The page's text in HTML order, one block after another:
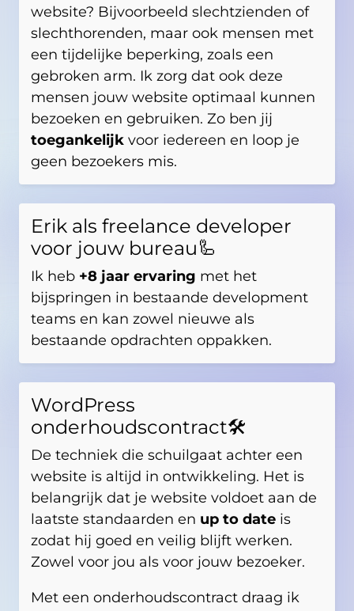
website? Bijvoorbeeld slechtzienden of
slechthorenden, maar ook mensen met
een tijdelijke beperking, zoals een
gebroken arm. Ik zorg dat ook deze
mensen jouw website optimaal kunnen
bezoeken en gebruiken. Zo ben jij
toegankelijk voor iedereen en loop je
geen bezoekers mis.
Erik als freelance developer
voor jouw bureau🦾
Ik heb +8 jaar ervaring met het
bijspringen in bestaande development
teams en kan zowel nieuwe als
bestaande opdrachten oppakken.
WordPress
onderhoudscontract🛠️
De techniek die schuilgaat achter een
website is altijd in ontwikkeling. Het is
belangrijk dat je website voldoet aan de
laatste standaarden en up to date is
zodat hij goed en veilig blijft werken.
Zowel voor jou als voor jouw bezoeker.
Met een onderhoudscontract draag ik